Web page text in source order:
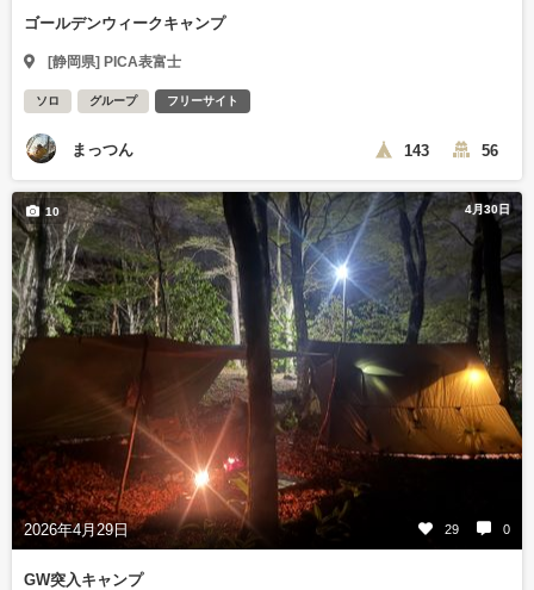
ゴールデンウィークキャンプ
[静岡県] PICA表富士
ソロ グループ フリーサイト
まっつん 143 56
4月30日
2026年4月29日 29 0
10
GW突入キャンプ